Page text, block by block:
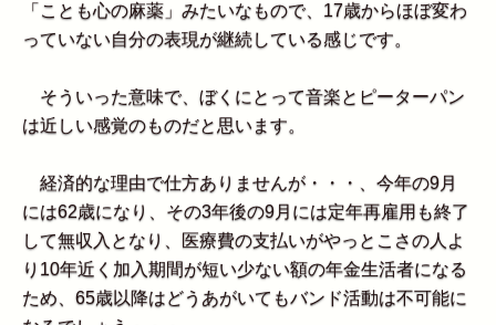
「ことも心の麻薬」みたいなもので、17歳からほぼ変わ
っていない自分の表現が継続している感じです。
そういった意味で、ぼくにとって音楽とピーターパン
は近しい感覚のものだと思います。
経済的な理由で仕方ありませんが・・・、今年の9月
には62歳になり、その3年後の9月には定年再雇用も終了
して無収入となり、医療費の支払いがやっとこさの人よ
り10年近く加入期間が短い少ない額の年金生活者になる
ため、65歳以降はどうあがいてもバンド活動は不可能に